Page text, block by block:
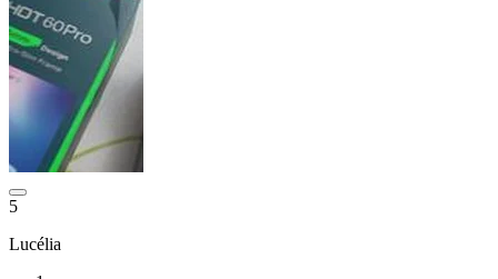
5
Lucélia